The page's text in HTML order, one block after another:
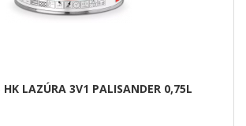
HK LAZÚRA 3V1 PALISANDER 0,75L